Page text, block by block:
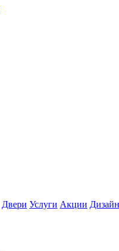
Двери Услуги Акции